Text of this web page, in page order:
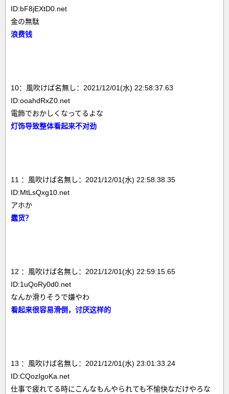
ID:bF8jEXtD0.net
金の無駄
浪费钱
10：風吹けば名無し：2021/12/01(水) 22:58:37.63
ID:ooahdRxZ0.net
電飾でおかしくなってるよな
灯饰导致整体看起来不对劲
11 ：風吹けば名無し：2021/12/01(水) 22:58:38.35
ID:MtLsQxg10.net
アホか
蠢货？
12 ：風吹けば名無し：2021/12/01(水) 22:59:15.65
ID:1uQoRy0d0.net
なんか滑りそうで嫌やわ
看起来很容易滑倒，讨厌这样的
13 ：風吹けば名無し：2021/12/01(水) 23:01:33.24
ID:CQozIgoKa.net
仕事で疲れてる時にこんなもんやられても不愉快なだけやろな